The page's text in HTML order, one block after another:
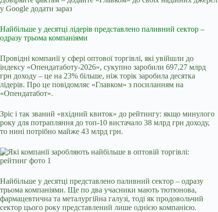
у Google додати зараз
Найбільше у десятці лідерів представлено паливний сектор –
одразу трьома компаніями
Провідні компанії у сфері оптової торгівлі, які увійшли до
індексу «Опендатаботу-2026», сукупно заробили 697,27 млрд
грн доходу – це на 23% більше, ніж торік заробила десятка
лідерів. Про це повідомляє «Главком» з посиланням на
«Опендатабот».
Зріс і так званий «вхідний квиток» до рейтингу: якщо минулого
року для потрапляння до топ-10 вистачало 38 млрд грн доходу,
то нині потрібно майже 43 млрд грн.
Найбільше у десятці представлено паливний сектор – одразу
трьома компаніями. Ще по два учасники мають тютюнова,
фармацевтична та металургійна галузі, тоді як продовольчий
сектор цього року представлений лише однією компанією.